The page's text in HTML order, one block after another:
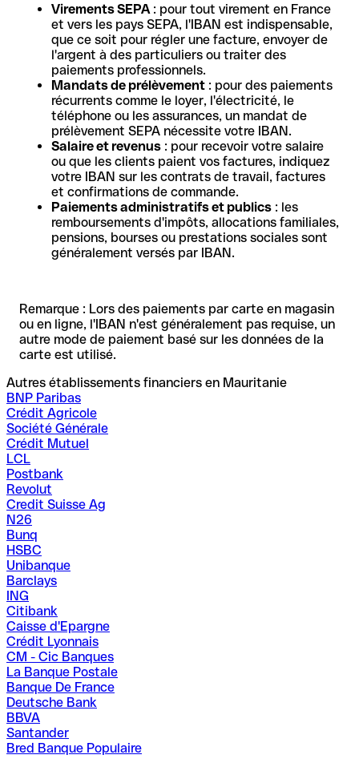
Virements SEPA: pour tout virement en France
et vers les pays SEPA, l'IBAN est indispensable,
que ce soit pour régler une facture, envoyer de
l'argent à des particuliers ou traiter des
paiements professionnels.
Mandats de prélèvement : pour des paiements
récurrents comme le loyer, l'électricité, le
téléphone ou les assurances, un mandat de
prélèvement SEPA nécessite votre IBAN.
Salaire et revenus : pour recevoir votre salaire
ou que les clients paient vos factures, indiquez
votre IBAN sur les contrats de travail, factures
et confirmations de commande.
Paiements administratifs et publics : les
remboursements d'impôts, allocations familiales,
pensions, bourses ou prestations sociales sont
généralement versés par IBAN.
Remarque : Lors des paiements par carte en magasin
ou en ligne, l'IBAN n'est généralement pas requise, un
autre mode de paiement basé sur les données de la
carte est utilisé.
Autres établissements financiers en Mauritanie
BNP Paribas
Crédit Agricole
Société Générale
Crédit Mutuel
LCL
Postbank
Revolut
Credit Suisse Ag
N26
Bunq
HSBC
Unibanque
Barclays
ING
Citibank
Caisse d'Epargne
Crédit Lyonnais
CM - Cic Banques
La Banque Postale
Banque De France
Deutsche Bank
BBVA
Santander
Bred Banque Populaire